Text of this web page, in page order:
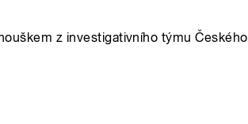
z investigativního týmu Českého